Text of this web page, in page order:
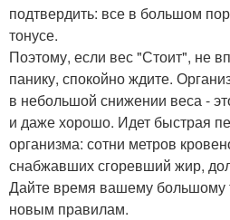
подтвердить: все в большом
тонусе.
Поэтому, если вес "Стоит", не
панику, спокойно ждите.
в небольшой снижении веса -
и даже хорошо. Идет быстрая
организма: сотни метров
снабжавших сгоревший жир,
Дайте время вашему большому
новым правилам.